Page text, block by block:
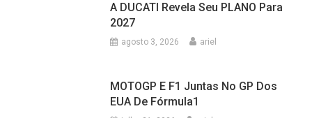
A DUCATI Revela Seu PLANO Para
2027
agosto 3, 2026 ariel
MOTOGP E F1 Juntas No GP Dos
EUA De Fórmula1